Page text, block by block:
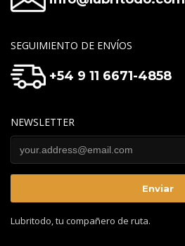
SEGUIMIENTO DE ENVÍOS
+54 9 11 6671-4858
NEWSLETTER
Lubritodo, tu compañero de ruta.